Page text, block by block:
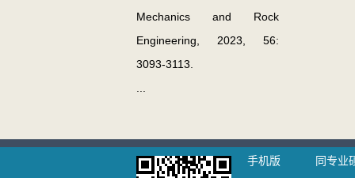
Mechanics and Rock
Engineering , 2023, 56:
3093-3113.
手机版 同专业